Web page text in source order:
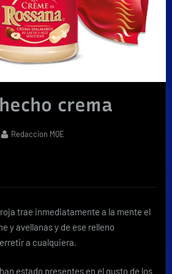
crema
By
Redaccion MQE
trae inmediatamente a la mente el
y avellanas y de ese relleno
a cualquiera.
estado presentes en el gusto de los